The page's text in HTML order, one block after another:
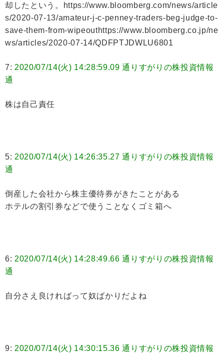
却したという。https://www.bloomberg.com/news/article
s/2020-07-13/amateur-j-c-penney-traders-beg-judge-to-
save-them-from-wipeouthttps://www.bloomberg.co.jp/ne
ws/articles/2020-07-14/QDFPTJDWLU6801
7: 2020/07/14(火) 14:28:59.09 通りすがりの株投資情報
通
株は自己責任
5: 2020/07/14(火) 14:26:35.27 通りすがりの株投資情報
通
倒産した会社から株主優待券がきたことがある
ホテルの割引券などで使うことなくゴミ箱へ
6: 2020/07/14(火) 14:28:49.66 通りすがりの株投資情報
通
自分さえ良ければって奴ばかりだよね
9: 2020/07/14(火) 14:30:15.36 通りすがりの株投資情報